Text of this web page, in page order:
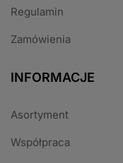
Regulamin
Zamówienia
INFORMACJE
Asortyment
Współpraca